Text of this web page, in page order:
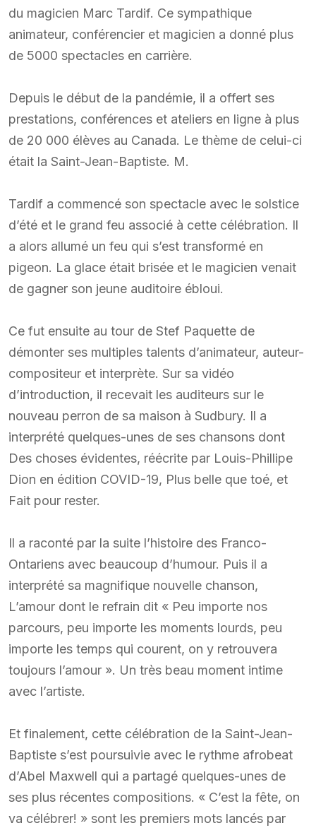
du magicien Marc Tardif. Ce sympathique
animateur, conférencier et magicien a donné plus
de 5000 spectacles en carrière.
Depuis le début de la pandémie, il a offert ses
prestations, conférences et ateliers en ligne à plus
de 20 000 élèves au Canada. Le thème de celui-ci
était la Saint-Jean-Baptiste. M.
Tardif a commencé son spectacle avec le solstice
d’été et le grand feu associé à cette célébration. Il
a alors allumé un feu qui s’est transformé en
pigeon. La glace était brisée et le magicien venait
de gagner son jeune auditoire ébloui.
Ce fut ensuite au tour de Stef Paquette de
démonter ses multiples talents d’animateur, auteur-
compositeur et interprète. Sur sa vidéo
d’introduction, il recevait les auditeurs sur le
nouveau perron de sa maison à Sudbury. Il a
interprété quelques-unes de ses chansons dont
Des choses évidentes, réécrite par Louis-Phillipe
Dion en édition COVID-19, Plus belle que toé, et
Fait pour rester.
Il a raconté par la suite l’histoire des Franco-
Ontariens avec beaucoup d’humour. Puis il a
interprété sa magnifique nouvelle chanson,
L’amour dont le refrain dit « Peu importe nos
parcours, peu importe les moments lourds, peu
importe les temps qui courent, on y retrouvera
toujours l’amour ». Un très beau moment intime
avec l’artiste.
Et finalement, cette célébration de la Saint-Jean-
Baptiste s’est poursuivie avec le rythme afrobeat
d’Abel Maxwell qui a partagé quelques-unes de
ses plus récentes compositions. « C’est la fête, on
va célébrer! » sont les premiers mots lancés par